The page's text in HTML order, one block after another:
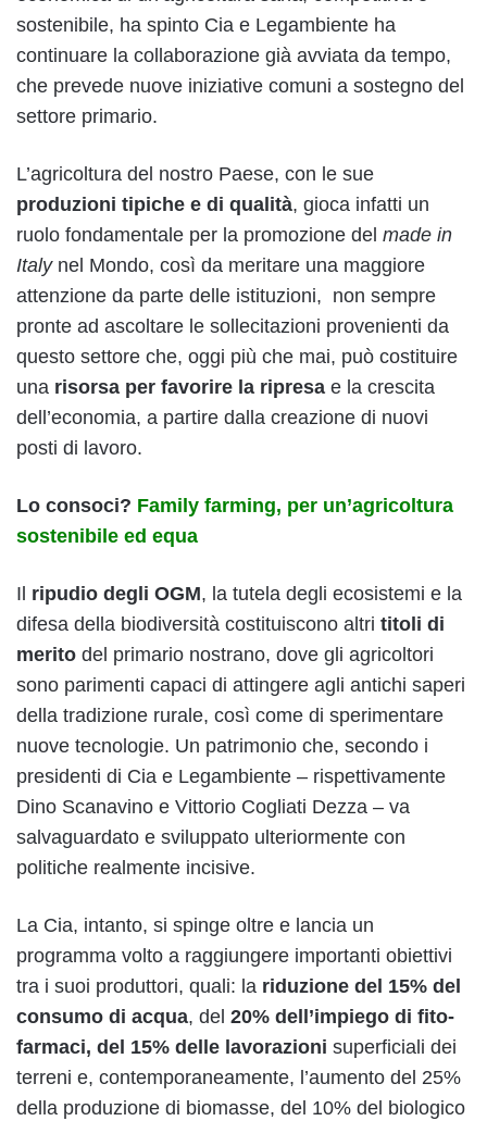
sostenibile, ha spinto Cia e Legambiente ha
continuare la collaborazione già avviata da tempo,
che prevede nuove iniziative comuni a sostegno del
settore primario.
L’agricoltura del nostro Paese, con le sue
produzioni tipiche e di qualità, gioca infatti un
ruolo fondamentale per la promozione del made in
Italynel Mondo, così da meritare una maggiore
attenzione da parte delle istituzioni, non sempre
pronte ad ascoltare le sollecitazioni provenienti da
questo settore che, oggi più che mai, può costituire
una risorsa per favorire la ripresa e la crescita
dell’economia, a partire dalla creazione di nuovi
posti di lavoro.
Lo consoci? Family farming, per un’agricoltura
sostenibile ed equa
Il ripudio degli OGM, la tutela degli ecosistemi e la
difesa della biodiversità costituiscono altri titoli di
merito del primario nostrano, dove gli agricoltori
sono parimenti capaci di attingere agli antichi saperi
della tradizione rurale, così come di sperimentare
nuove tecnologie. Un patrimonio che, secondo i
presidenti di Cia e Legambiente – rispettivamente
Dino Scanavino e Vittorio Cogliati Dezza – va
salvaguardato e sviluppato ulteriormente con
politiche realmente incisive.
La Cia, intanto, si spinge oltre e lancia un
programma volto a raggiungere importanti obiettivi
tra i suoi produttori, quali: la riduzione del 15% del
consumo di acqua, del 20% dell’impiego di fito-
farmaci, del 15% delle lavorazioni superficiali dei
terreni e, contemporaneamente, l’aumento del 25%
della produzione di biomasse, del 10% del biologico